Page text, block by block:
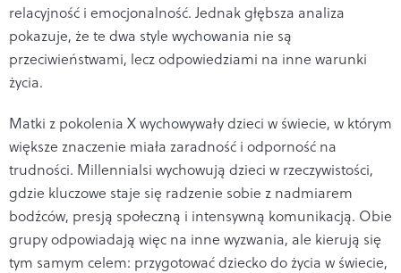
relacyjność i emocjonalność. Jednak głębsza analiza
pokazuje, że te dwa style wychowania nie są
przeciwieństwami, lecz odpowiedziami na inne warunki
życia.
Matki z pokolenia X wychowywały dzieci w świecie, w którym
większe znaczenie miała zaradność i odporność na
trudności. Millennialsi wychowują dzieci w rzeczywistości,
gdzie kluczowe staje się radzenie sobie z nadmiarem
bodźców, presją społeczną i intensywną komunikacją. Obie
grupy odpowiadają więc na inne wyzwania, ale kierują się
tym samym celem: przygotować dziecko do życia w świecie,